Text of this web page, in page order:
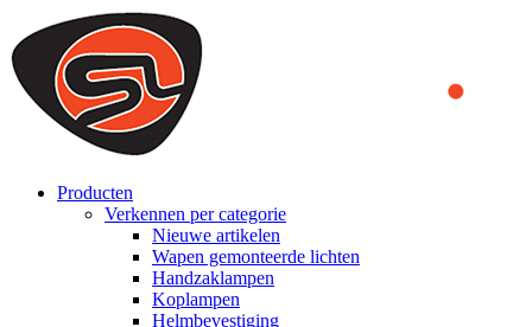
We use cookies to ensure that we provide you the best experience
on our website. By continuing to browse this website, you accept
that cookies are used to help us analyze how the website is used and
to offer you a better experience. To learn more or to find out how
you can disable cookies, you can access our
Producten
Verkennen per categorie
Nieuwe artikelen
Wapen gemonteerde lichten
Handzaklampen
Koplampen
Helmbevestiging